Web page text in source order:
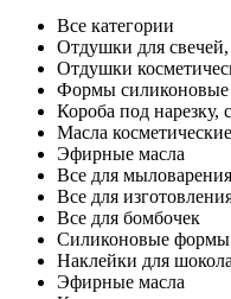
Все категории
Отдушки для
Отдушки
Формы силиконовые
Короба под нарезку,
Масла косметические
Эфирные масла
Все для мыловарения
Все для
Все для бомбочек
Силиконовые
Наклейки для
Эфирные масла